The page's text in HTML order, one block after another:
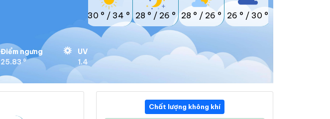
Điểm ngưng
25.83 °
UV
1.4
30 ° / 34 ° 28 ° / 26 ° 28 ° / 26 ° 26 ° / 30 °
Chất lượng không khí